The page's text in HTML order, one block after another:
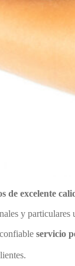
de excelente
y particulares
servicio